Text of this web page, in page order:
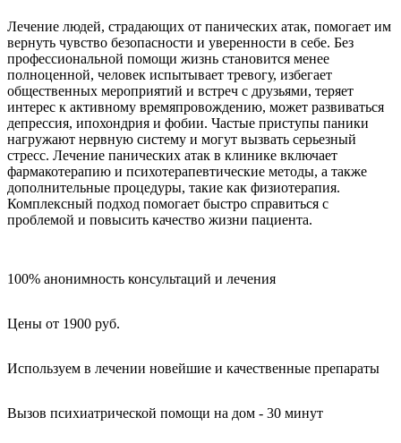
Лечение людей, страдающих от панических атак, помогает им
вернуть чувство безопасности и уверенности в себе. Без
профессиональной помощи жизнь становится менее
полноценной, человек испытывает тревогу, избегает
общественных мероприятий и встреч с друзьями, теряет
интерес к активному времяпровождению, может развиваться
депрессия, ипохондрия и фобии. Частые приступы паники
нагружают нервную систему и могут вызвать серьезный
стресс. Лечение панических атак в клинике включает
фармакотерапию и психотерапевтические методы, а также
дополнительные процедуры, такие как физиотерапия.
Комплексный подход помогает быстро справиться с
проблемой и повысить качество жизни пациента.
100% анонимность консультаций и лечения
Цены от 1900 руб.
Используем в лечении новейшие и качественные препараты
Вызов психиатрической помощи на дом - 30 минут